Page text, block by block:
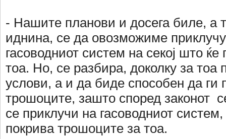
- Нашите планови и досега биле, а
иднина, се да овозможиме
гасоводниот систем на секој што ќе
тоа. Но, се разбира, доколку за тоа
услови, а и да биде способен да ги
трошоците, зашто според законот
се приклучи на гасоводниот
покрива трошоците за тоа.